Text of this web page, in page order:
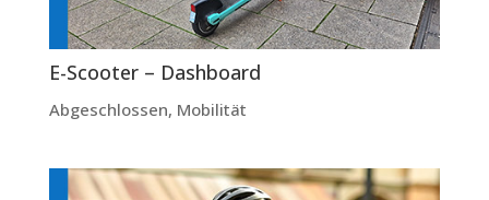
E-Scooter – Dashboard
Abgeschlossen, Mobilität